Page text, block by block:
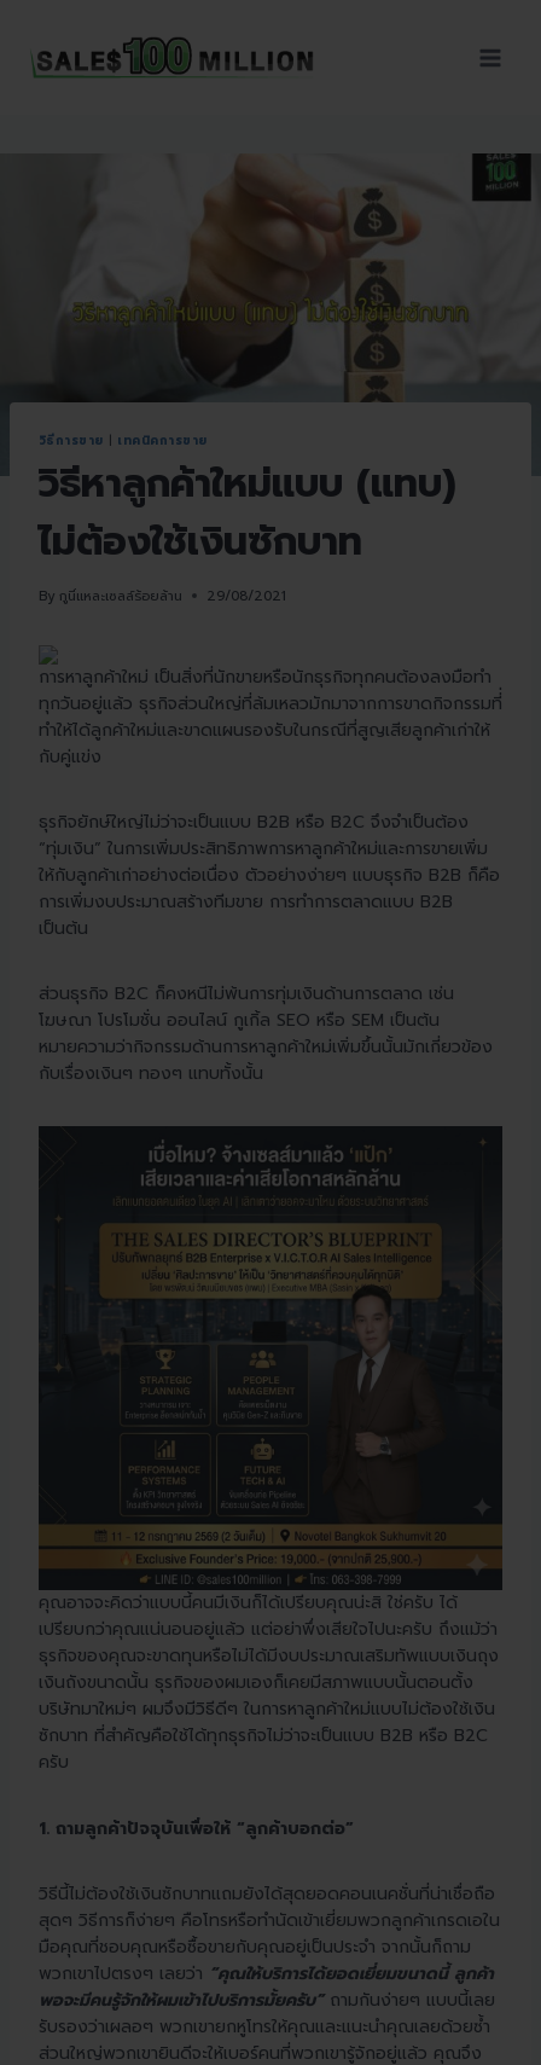
วิธีการขาย เทคนิคการขาย
วิธีหาลูกค้าใหม่แบบ (แทบ)
ไม่ต้องใช้เงินซักบาท
By กูนี่แหละเซลล์ร้อยล้าน 29/08/2021
การหาลูกค้าใหม่ เป็นสิ่งที่นักขายหรือนักธุรกิจทุกคนต้องลงมือทำ
ทุกวันอยู่แล้ว ธุรกิจส่วนใหญ่ที่ล้มเหลวมักมาจากการขาดกิจกรรมที่่
ทำให้ได้ลูกค้าใหม่และขาดแผนรองรับในกรณีที่สูญเสียลูกค้าเก่าให้
กับคู่แข่ง
ธุรกิจยักษ์ใหญ่ไม่ว่าจะเป็นแบบ B2B หรือ B2C จึงจำเป็นต้อง
“ทุ่มเงิน” ในการเพิ่มประสิทธิภาพการหาลูกค้าใหม่และการขายเพิ่ม
ให้กับลูกค้าเก่าอย่างต่อเนื่อง ตัวอย่างง่ายๆ แบบธุรกิจ B2B ก็คือ
การเพิ่มงบประมาณสร้างทีมขาย การทำการตลาดแบบ B2B
เป็นต้น
ส่วนธุรกิจ B2C ก็คงหนีไม่พ้นการทุ่มเงินด้านการตลาด เช่น
โฆษณา โปรโมชั่น ออนไลน์ กูเกิ้ล SEO หรือ SEM เป็นต้น
หมายความว่ากิจกรรมด้านการหาลูกค้าใหม่เพิ่มขึ้นนั้นมักเกี่ยวข้อง
กับเรื่องเงินๆ ทองๆ แทบทั้งนั้น
คุณอาจจะคิดว่าแบบนี้คนมีเงินก็ได้เปรียบคุณน่ะสิ ใช่ครับ ได้
เปรียบกว่าคุณแน่นอนอยู่แล้ว แต่อย่าพึ่งเสียใจไปนะครับ ถึงแม้ว่า
ธุรกิจของคุณจะขาดทุนหรือไม่ได้มีงบประมาณเสริมทัพแบบเงินถุง
เงินถังขนาดนั้น ธุรกิจของผมเองก็เคยมีสภาพแบบนั้นตอนตั้ง
บริษัทมาใหม่ๆ ผมจึงมีวิธีดีๆ ในการหาลูกค้าใหม่แบบไม่ต้องใช้เงิน
ซักบาท ที่สำคัญคือใช้ได้ทุกธุรกิจไม่ว่าจะเป็นแบบ B2B หรือ B2C
ครับ
1. ถามลูกค้าปัจจุบันเพื่อให้ “ลูกค้าบอกต่อ”
วิธีนี้ไม่ต้องใช้เงินซักบาทแถมยังได้สุดยอดคอนเนคชั่นที่น่าเชื่อถือ
สุดๆ วิธีการก็ง่ายๆ คือโทรหรือทำนัดเข้าเยี่ยมพวกลูกค้าเกรดเอใน
มือคุณที่ชอบคุณหรือซื้อขายกับคุณอยู่เป็นประจำ จากนั้นก็ถาม
พวกเขาไปตรงๆ เลยว่า “คุณให้บริการได้ยอดเยี่ยมขนาดนี้ ลูกค้า
พอจะมีคนรู้จักให้ผมเข้าไปบริการมั้ยครับ”ถามกันง่ายๆ แบบนี้เลย
รับรองว่าเผลอๆ พวกเขายกหูโทรให้คุณและแนะนำคุณเลยด้วยซ้ำ
ส่วนใหญ่พวกเขายินดีจะให้เบอร์คนที่พวกเขารู้จักอยู่แล้ว คุณจึง